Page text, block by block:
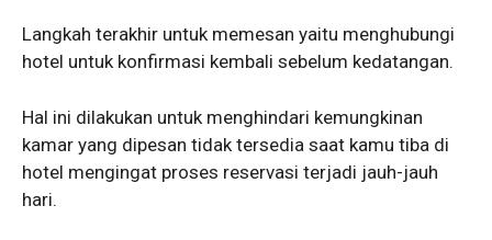
Langkah terakhir untuk memesan yaitu menghubungi
hotel untuk konfirmasi kembali sebelum kedatangan.
Hal ini dilakukan untuk menghindari kemungkinan
kamar yang dipesan tidak tersedia saat kamu tiba di
hotel mengingat proses reservasi terjadi jauh-jauh
hari.